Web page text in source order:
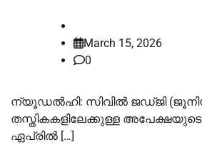
March 15, 2026
0
ന്യൂഡല്‍ഹി: സിവില്‍ ജഡ്ജി
തസ്തികകളിലേക്കുള്ള
ഏപ്രില്‍ […]